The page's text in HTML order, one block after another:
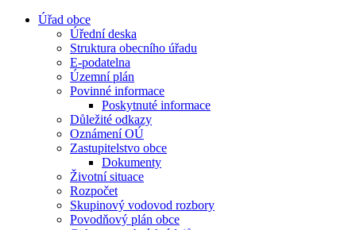
Úřad obce
Úřední deska
Struktura obecního úřadu
E-podatelna
Územní plán
Povinné informace
Poskytnuté informace
Důležité odkazy
Oznámení OÚ
Zastupitelstvo obce
Dokumenty
Životní situace
Rozpočet
Skupinový vodovod rozbory
Povodňový plán obce